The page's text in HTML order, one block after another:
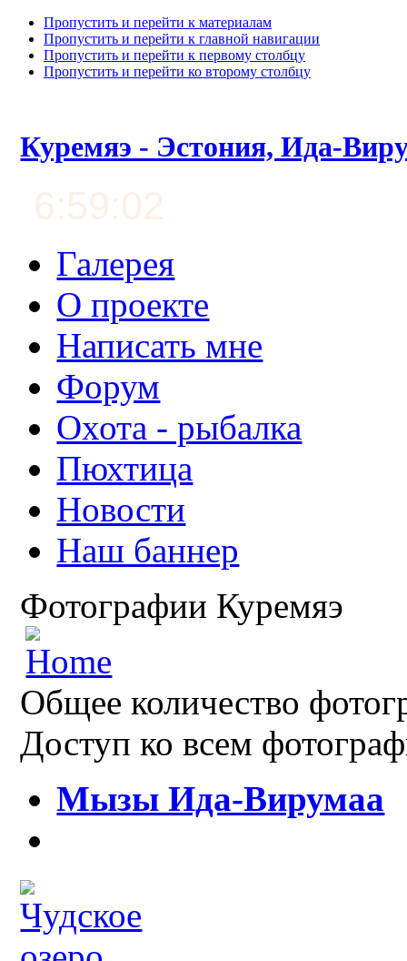
Пропустить и перейти к материалам
Пропустить и перейти к главной навигации
Пропустить и перейти к первому столбцу
Пропустить и перейти ко второму столбцу
Куремяэ - Эстония, Ида-
6:59:03
Галерея
О проекте
Написать мне
Форум
Охота - рыбалка
Пюхтица
Новости
Наш баннер
Фотографии Куремяэ
Общее количество
Доступ ко всем
Мызы Ида-Вирумаа